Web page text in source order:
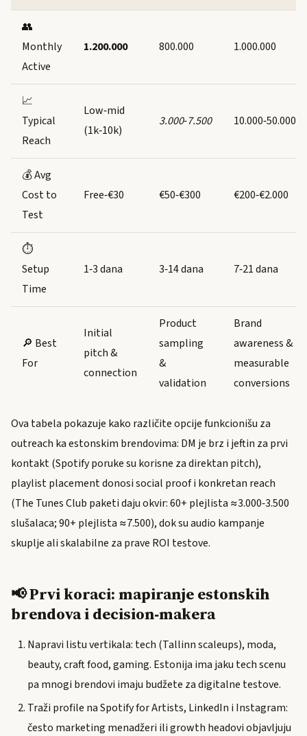
👥
Monthly
Active
1.200.000 800.000 1.000.000
📈
Typical
Reach
Low‑mid
(1k‑10k)
3.000‑7.500 10.000‑50.000
💰 Avg
Cost to
Test
Free‑€30 €50‑€300 €200‑€2.000
⏱️
Setup
Time
1‑3 dana 3‑14 dana 7‑21 dana
🔎 Best
For
Initial
pitch &
connection
Product
sampling
&
validation
Brand
awareness &
measurable
conversions
Ova tabela pokazuje kako različite opcije funkcionišu za
outreach ka estonskim brendovima: DM je brz i jeftin za prvi
kontakt (Spotify poruke su korisne za direktan pitch),
playlist placement donosi social proof i konkretan reach
(The Tunes Club paketi daju okvir: 60+ plejlista ≈3.000‑3.500
slušalaca; 90+ plejlista ≈7.500), dok su audio kampanje
skuplje ali skalabilne za prave ROI testove.
📢 Prvi koraci: mapiranje estonskih
brendova i decision‑makera
Napravi listu vertikala: tech (Tallinn scaleups), moda,
beauty, craft food, gaming. Estonija ima jaku tech scenu
pa mnogi brendovi imaju budžete za digitalne testove.
Traži profile na Spotify for Artists, LinkedIn i Instagram:
često marketing menadžeri ili growth headovi objavljuju